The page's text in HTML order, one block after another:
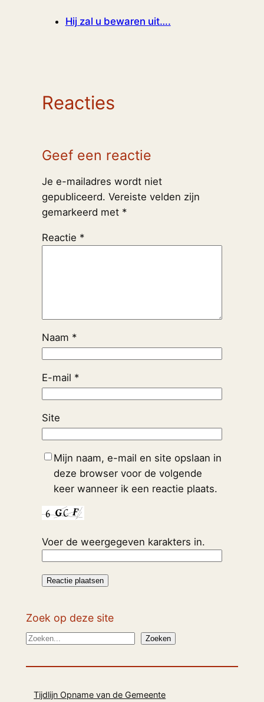
Hij zal u bewaren uit….
Reacties
Geef een reactie
Je e-mailadres wordt niet
gepubliceerd. Vereiste velden zijn
gemarkeerd met *
Reactie *
Naam *
E-mail *
Site
Mijn naam, e-mail en site opslaan in
deze browser voor de volgende
keer wanneer ik een reactie plaats.
Voer de weergegeven karakters in.
Zoek op deze site
Z
e
Zoeken
Tijdlijn Opname van de Gemeente